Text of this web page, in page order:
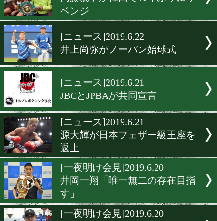
井上尚弥が5本のベルトを
[祝賀会]2019.6.23
寝屋川石田ボクシングクラ
周年記念パーティー
[ニュース]2019.6.23
内藤親子が韓国で40年ぶり
ベンジ
[ニュース]2019.6.22
井上尚弥がノーバン始球式
[ニュース]2019.6.21